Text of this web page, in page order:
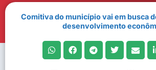
Comitiva do município vai em busca
desenvolvimento